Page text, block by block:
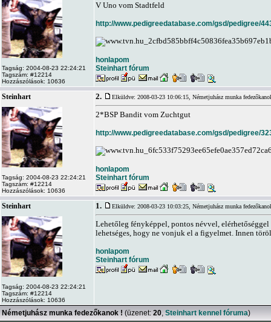
Tagság: 2004-08-23 22:24:21
Tagszám: #12214
Hozzászólások: 10636
V Uno vom Stadtfeld
http://www.pedigreedatabase.com/gsd/pedigree/
honlapom
Steinhart fórum
Steinhart
Tagság: 2004-08-23 22:24:21
Tagszám: #12214
Hozzászólások: 10636
2. Elküldve: 2008-03-23 10:06:15, Németjuhász munka
2*BSP Bandit vom Zuchtgut
http://www.pedigreedatabase.com/gsd/pedigree/
honlapom
Steinhart fórum
Steinhart
Tagság: 2004-08-23 22:24:21
Tagszám: #12214
Hozzászólások: 10636
1. Elküldve: 2008-03-23 10:03:25, Németjuhász munka
Lehetőleg fényképpel, pontos névvel,
lehetséges, hogy ne vonjuk el a figyelmet. Innen
honlapom
Steinhart fórum
Németjuhász munka fedezőkanok ! (üzenet: 20, Steinhart kennel fóruma)